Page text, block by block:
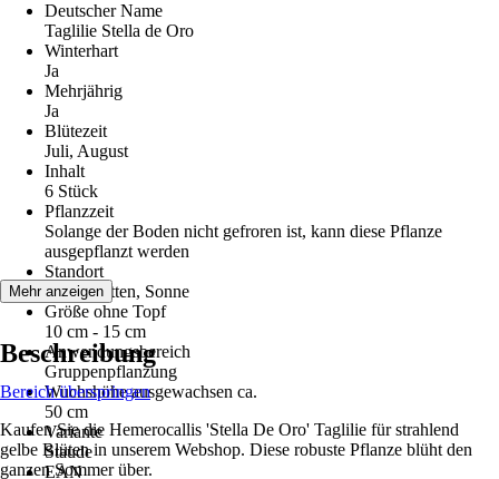
Deutscher Name
Taglilie Stella de Oro
Winterhart
Ja
Mehrjährig
Ja
Blütezeit
Juli, August
Inhalt
6 Stück
Pflanzzeit
Solange der Boden nicht gefroren ist, kann diese Pflanze
ausgepflanzt werden
Standort
Halbschatten, Sonne
Größe ohne Topf
10 cm - 15 cm
Anwendungsbereich
Gruppenpflanzung
Wuchshöhe ausgewachsen ca.
50 cm
Variante
Staude
EAN
Mehr anzeigen
Beschreibung
Bereich überspringen
Kaufen Sie die Hemerocallis 'Stella De Oro' Taglilie für strahlend
gelbe Blüten in unserem Webshop. Diese robuste Pflanze blüht den
ganzen Sommer über.